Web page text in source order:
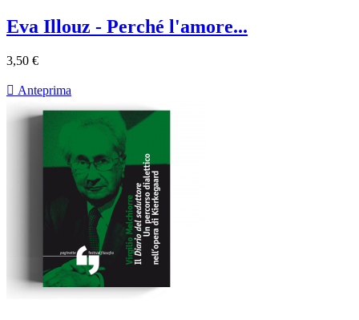
Eva Illouz - Perché l'amore...
3,50 €
 Anteprima